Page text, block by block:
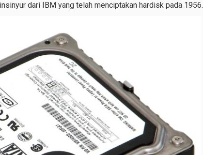
dari IBM yang telah menciptakan hardisk pada 1956.